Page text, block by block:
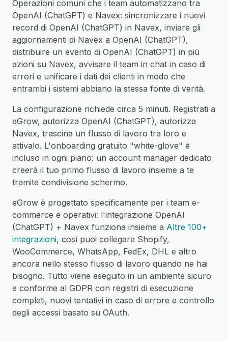
Operazioni comuni che i team automatizzano tra
OpenAI (ChatGPT) e Navex: sincronizzare i nuovi
record di OpenAI (ChatGPT) in Navex, inviare gli
aggiornamenti di Navex a OpenAI (ChatGPT),
distribuire un evento di OpenAI (ChatGPT) in più
azioni su Navex, avvisare il team in chat in caso di
errori e unificare i dati dei clienti in modo che
entrambi i sistemi abbiano la stessa fonte di verità.
La configurazione richiede circa 5 minuti. Registrati a
eGrow, autorizza OpenAI (ChatGPT), autorizza
Navex, trascina un flusso di lavoro tra loro e
attivalo. L'onboarding gratuito "white-glove" è
incluso in ogni piano: un account manager dedicato
creerà il tuo primo flusso di lavoro insieme a te
tramite condivisione schermo.
eGrow è progettato specificamente per i team e-
commerce e operativi: l'integrazione OpenAI
(ChatGPT) + Navex funziona insieme a Altre 100+
integrazioni, così puoi collegare Shopify,
WooCommerce, WhatsApp, FedEx, DHL e altro
ancora nello stesso flusso di lavoro quando ne hai
bisogno. Tutto viene eseguito in un ambiente sicuro
e conforme al GDPR con registri di esecuzione
completi, nuovi tentativi in caso di errore e controllo
degli accessi basato su OAuth.